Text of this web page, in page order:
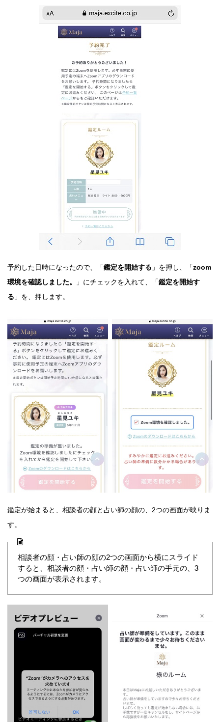
予約した日時になったので、「鑑定を開始する 」を押し、「zoom
環境を確認しました。
」にチェックを入れて、「鑑定を開始す
る 」を、押します。
鑑定が始まると、相談者の顔と占い師の顔の、2つの画面が映りま
す。
相談者の顔・占い師の顔の2つの画面から横にスライド
すると、相談者の顔・占い師の顔・占い師の手元の、3
つの画面が表示されます。